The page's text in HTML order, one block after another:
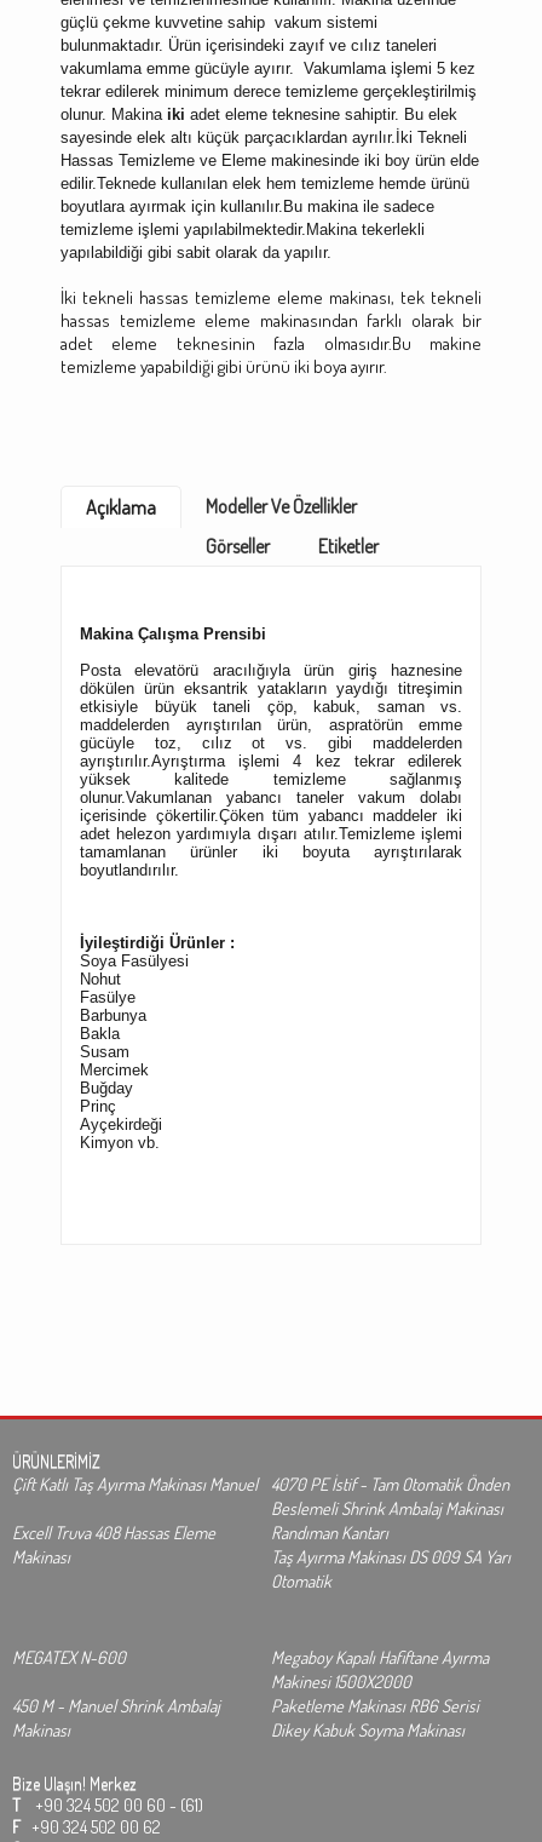
güçlü çekme kuvvetine sahip vakum sistemi
bulunmaktadır. Ürün içerisindeki zayıf ve cılız taneleri
vakumlama emme gücüyle ayırır. Vakumlama işlemi 5 kez
tekrar edilerek minimum derece temizleme gerçekleştirilmiş
olunur. Makina iki adet eleme teknesine sahiptir. Bu elek
sayesinde elek altı küçük parçacıklardan ayrılır.İki Tekneli
Hassas Temizleme ve Eleme makinesinde iki boy ürün elde
edilir.Teknede kullanılan elek hem temizleme hemde ürünü
boyutlara ayırmak için kullanılır.Bu makina ile sadece
temizleme işlemi yapılabilmektedir.Makina tekerlekli
yapılabildiği gibi sabit olarak da yapılır.
İki tekneli hassas temizleme eleme makinası, tek tekneli
hassas temizleme eleme makinasından farklı olarak bir
adet eleme teknesinin fazla olmasıdır.Bu makine
temizleme yapabildiği gibi ürünü iki boya ayırır.
Açıklama
Modeller Ve Özellikler
Görseller
Etiketler
Makina Çalışma Prensibi
Posta elevatörü aracılığıyla ürün giriş haznesine
dökülen ürün eksantrik yatakların yaydığı titreşimin
etkisiyle büyük taneli çöp, kabuk, saman vs.
maddelerden ayrıştırılan ürün, aspratörün emme
gücüyle toz, cılız ot vs. gibi maddelerden
ayrıştırılır.Ayrıştırma işlemi 4 kez tekrar edilerek
yüksek kalitede temizleme sağlanmış
olunur.Vakumlanan yabancı taneler vakum dolabı
içerisinde çökertilir.Çöken tüm yabancı maddeler iki
adet helezon yardımıyla dışarı atılır.Temizleme işlemi
tamamlanan ürünler iki boyuta ayrıştırılarak
boyutlandırılır.
İyileştirdiği Ürünler :
Soya Fasülyesi
Nohut
Fasülye
Barbunya
Bakla
Susam
Mercimek
Buğday
Prinç
Ayçekirdeği
Kimyon vb.
ÜRÜNLERİMİZ
Çift Katlı Taş Ayırma Makinası Manuel
4070 PE İstif - Tam Otomatik Önden
Beslemeli Shrink Ambalaj Makinası
Excell Truva 408 Hassas Eleme
Makinası
Randıman Kantarı
Taş Ayırma Makinası DS 009 SA Yarı
Otomatik
MEGATEX N-600
Megaboy Kapalı Hafiftane Ayırma
Makinesi 1500X2000
450 M - Manuel Shrink Ambalaj
Makinası
Paketleme Makinası RB6 Serisi
Dikey Kabuk Soyma Makinası
Bize Ulaşın! Merkez
T +90 324 502 00 60 - (61)
F +90 324 502 00 62